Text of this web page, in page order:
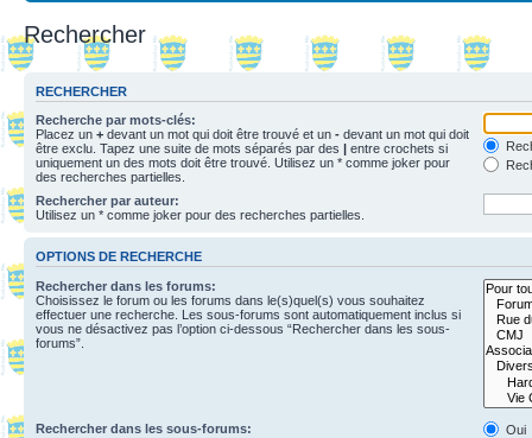
Rechercher
RECHERCHER
Recherche par mots-clés:
Placez un + devant un mot qui doit être trouvé et un - devant un mot qui doit
être exclu. Tapez une suite de mots séparés par des | entre crochets si
uniquement un des mots doit être trouvé. Utilisez un * comme joker pour
des recherches partielles.
Rechercher par auteur:
Utilisez un * comme joker pour des recherches partielles.
OPTIONS DE RECHERCHE
Rechercher dans les forums:
Choisissez le forum ou les forums dans le(s)quel(s) vous souhaitez
effectuer une recherche. Les sous-forums sont automatiquement inclus si
vous ne désactivez pas l’option ci-dessous “Rechercher dans les sous-
forums”.
Rechercher dans les sous-forums:
Oui